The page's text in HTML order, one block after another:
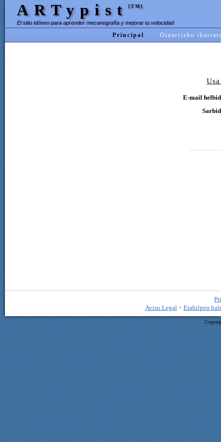
ARTypist [TM]
El sitio idóneo para aprender mecanografía y mejorar tu velocidad
Principal Oinarrizko
E-mail
Aviso Legal · Erabilpen